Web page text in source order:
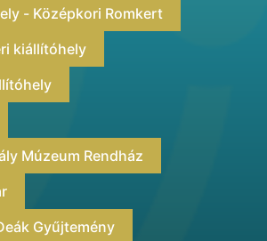
- Középkori Romkert
kiállítóhely
Múzeum Rendház
Gyűjtemény